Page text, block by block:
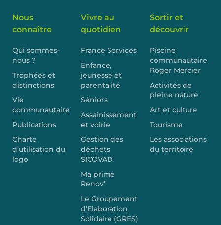
Nous
connaître
Qui sommes-
nous ?
Trophées et
distinctions
Vie
communautaire
Publications
Charte
d’utilisation du
logo
Vivre au
quotidien
France Services
Enfance,
jeunesse et
parentalité
Séniors
Assainissement
et voirie
Gestion des
déchets
SICOVAD
Ma prime
Renov’
Le Groupement
d’Elaboration
Solidaire (GRES)
Sortir et
découvrir
Piscine
communautaire
Roger Mercier
Activités de
pleine nature
Art et culture
Tourisme
Les associations
du territoire